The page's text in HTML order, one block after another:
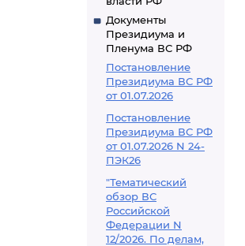
Документы
Президиума и
Пленума ВС РФ
Постановление
Президиума ВС РФ
от 01.07.2026
Постановление
Президиума ВС РФ
от 01.07.2026 N 24-
ПЭК26
"Тематический
обзор ВС
Российской
Федерации N
12/2026. По делам,